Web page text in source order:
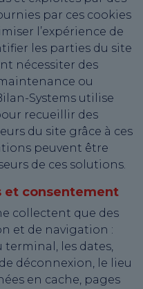
par ces cookies
l’expérience de
les parties du site
nécessiter des
ou
Systems utilise
recueillir des
du site grâce à ces
peuvent être
de ces solutions.
et consentement
collectent que des
et de navigation :
terminal, les dates,
déconnexion, le lieu
en cache, pages